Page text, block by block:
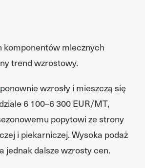
komponentów mlecznych
trend wzrostowy.
ponownie wzrosły i mieszczą się
6 100–6 300 EUR/MT,
popytowi ze strony
i piekarniczej. Wysoka podaż
jednak dalsze wzrosty cen.